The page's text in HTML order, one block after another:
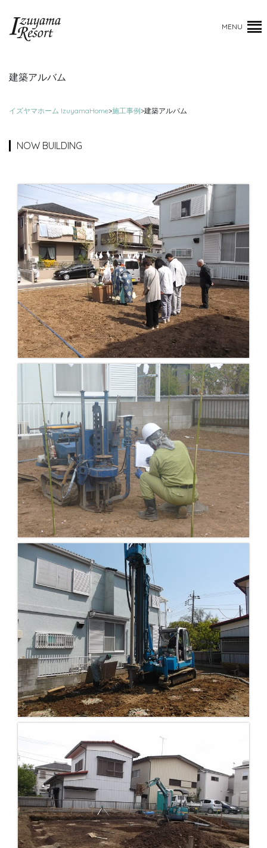
MENU
建築アルバム
イズヤマホーム IzuyamaHome>施工事例>建築アルバム
NOW BUILDING